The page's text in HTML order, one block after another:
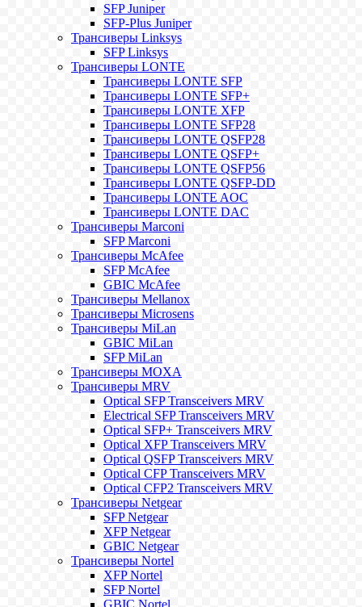
SFP Juniper
SFP-Plus Juniper
Трансиверы Linksys
SFP Linksys
Трансиверы LONTE
Трансиверы LONTE SFP
Трансиверы LONTE SFP+
Трансиверы LONTE XFP
Трансиверы LONTE SFP28
Трансиверы LONTE QSFP28
Трансиверы LONTE QSFP+
Трансиверы LONTE QSFP56
Трансиверы LONTE QSFP-DD
Трансиверы LONTE AOC
Трансиверы LONTE DAC
Трансиверы Marconi
SFP Marconi
Трансиверы McAfee
SFP McAfee
GBIC McAfee
Трансиверы Mellanox
Трансиверы Microsens
Трансиверы MiLan
GBIC MiLan
SFP MiLan
Трансиверы MOXA
Трансиверы MRV
Optical SFP Transceivers MRV
Electrical SFP Transceivers MRV
Optical SFP+ Transceivers MRV
Optical XFP Transceivers MRV
Optical QSFP Transceivers MRV
Optical CFP Transceivers MRV
Optical CFP2 Transceivers MRV
Трансиверы Netgear
SFP Netgear
XFP Netgear
GBIC Netgear
Трансиверы Nortel
XFP Nortel
SFP Nortel
GBIC Nortel